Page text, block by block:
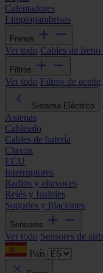
Calentadores
Limpiaparabrisas
Frenos
Ver todo Cables de freno
Filtros
Ver todo Filtros de aceite
Sistema Eléctrico
Antenas
Cableado
Cables de batería
Claxon
ECU
Interruptores
Radios y altavoces
Relés y fusibles
Soportes y fijaciones
Sensores
Ver todo Sensores de
País